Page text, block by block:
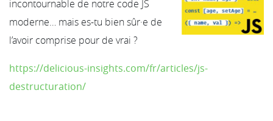
incontournable de notre code JS
moderne… mais es-tu bien sûr·e de
l’avoir comprise pour de vrai ?
https://delicious-insights.com/fr/articles/js-
destructuration/